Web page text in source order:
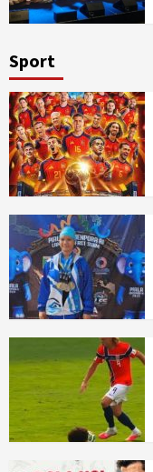
Sport